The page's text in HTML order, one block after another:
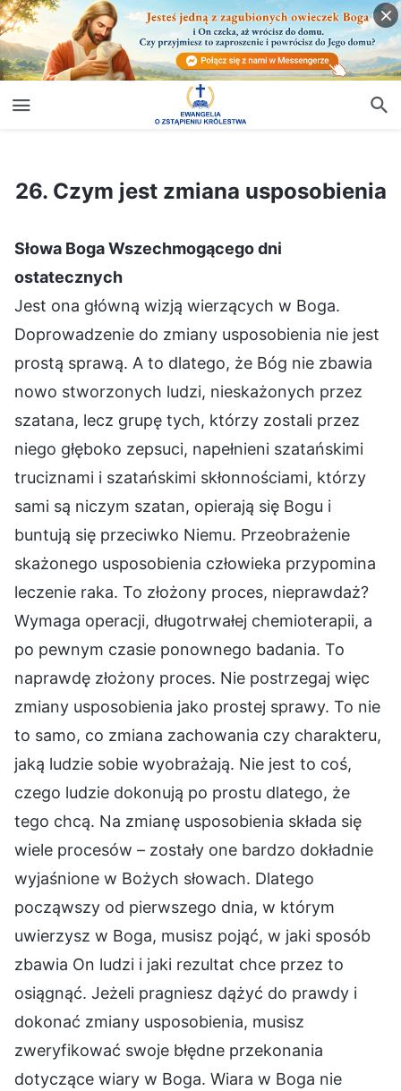
26. Czym jest zmiana usposobienia
26. Czym jest zmiana usposobienia
Słowa Boga Wszechmogącego dni
ostatecznych
Jest ona główną wizją wierzących w Boga.
Doprowadzenie do zmiany usposobienia nie jest
prostą sprawą. A to dlatego, że Bóg nie zbawia
nowo stworzonych ludzi, nieskażonych przez
szatana, lecz grupę tych, którzy zostali przez
niego głęboko zepsuci, napełnieni szatańskimi
truciznami i szatańskimi skłonnościami, którzy
sami są niczym szatan, opierają się Bogu i
buntują się przeciwko Niemu. Przeobrażenie
skażonego usposobienia człowieka przypomina
leczenie raka. To złożony proces, nieprawdaż?
Wymaga operacji, długotrwałej chemioterapii, a
po pewnym czasie ponownego badania. To
naprawdę złożony proces. Nie postrzegaj więc
zmiany usposobienia jako prostej sprawy. To nie
to samo, co zmiana zachowania czy charakteru,
jaką ludzie sobie wyobrażają. Nie jest to coś,
czego ludzie dokonują po prostu dlatego, że
tego chcą. Na zmianę usposobienia składa się
wiele procesów – zostały one bardzo dokładnie
wyjaśnione w Bożych słowach. Dlatego
począwszy od pierwszego dnia, w którym
uwierzysz w Boga, musisz pojąć, w jaki sposób
zbawia On ludzi i jaki rezultat chce przez to
osiągnąć. Jeżeli pragniesz dążyć do prawdy i
dokonać zmiany usposobienia, musisz
zweryfikować swoje błędne przekonania
dotyczące wiary w Boga. Wiara w Boga nie